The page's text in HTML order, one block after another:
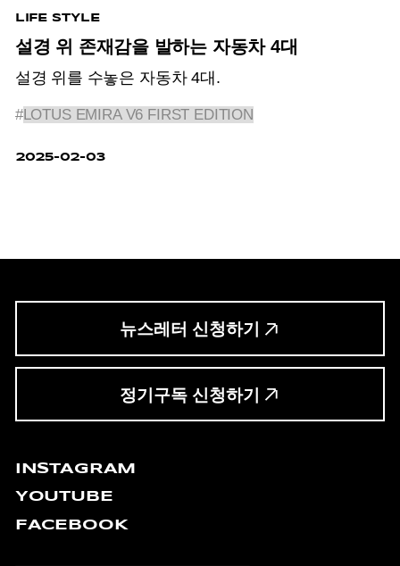
LIFE STYLE
설경 위 존재감을 발하는 자동차 4대
설경 위를 수놓은 자동차 4대.
#LOTUS EMIRA V6 FIRST EDITION
2025-02-03
뉴스레터 신청하기
정기구독 신청하기
INSTAGRAM
YOUTUBE
FACEBOOK